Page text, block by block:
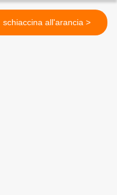
schiaccina all'arancia >